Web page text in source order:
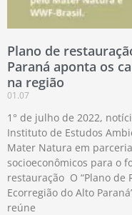
Plano de
Paraná aponta os
na região
01.07
1° de julho de 2022,
Instituto de Estudos
Mater Natura em
socioeconômicos para o
restauração O “Plano de
Ecorregião do Alto
reúne